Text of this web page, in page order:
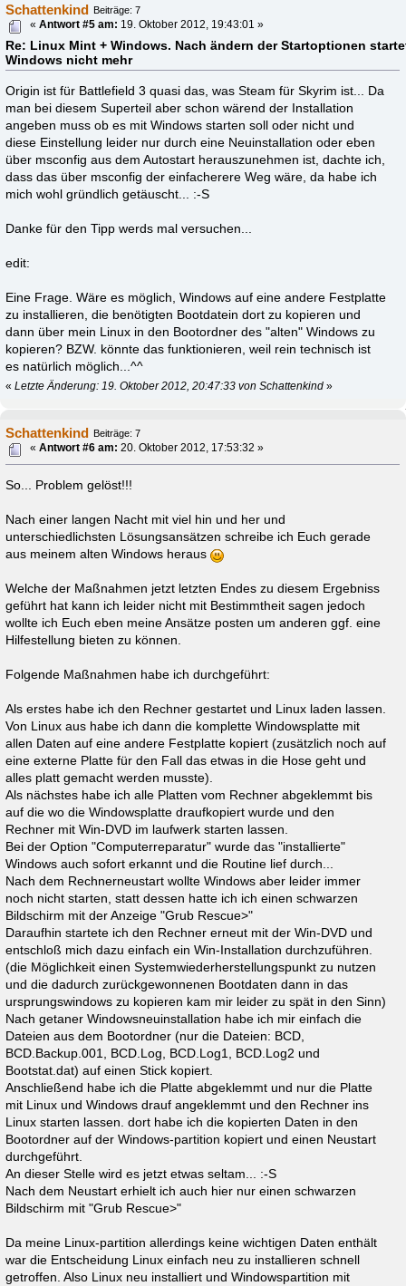
Schattenkind Beiträge: 7
Re: Linux Mint + Windows. Nach ändern der Startoptionen
Windows nicht mehr
«Antwort #5 am: 19. Oktober 2012, 19:43:01 »
Origin ist für Battlefield 3 quasi das, was Steam für Skyrim ist... Da
man bei diesem Superteil aber schon wärend der Installation
angeben muss ob es mit Windows starten soll oder nicht und
diese Einstellung leider nur durch eine Neuinstallation oder eben
über msconfig aus dem Autostart herauszunehmen ist, dachte ich,
dass das über msconfig der einfacherere Weg wäre, da habe ich
mich wohl gründlich getäuscht... :-S
Danke für den Tipp werds mal versuchen...
edit:
Eine Frage. Wäre es möglich, Windows auf eine andere Festplatte
zu installieren, die benötigten Bootdatein dort zu kopieren und
dann über mein Linux in den Bootordner des "alten" Windows zu
kopieren? BZW. könnte das funktionieren, weil rein technisch ist
es natürlich möglich...^^
«Letzte Änderung: 19. Oktober 2012, 20:47:33 von Schattenkind »
Schattenkind Beiträge: 7
«Antwort #6 am: 20. Oktober 2012, 17:53:32 »
So... Problem gelöst!!!
Nach einer langen Nacht mit viel hin und her und
unterschiedlichsten Lösungsansätzen schreibe ich Euch gerade
aus meinem alten Windows heraus
Welche der Maßnahmen jetzt letzten Endes zu diesem Ergebniss
geführt hat kann ich leider nicht mit Bestimmtheit sagen jedoch
wollte ich Euch eben meine Ansätze posten um anderen ggf. eine
Hilfestellung bieten zu können.
Folgende Maßnahmen habe ich durchgeführt:
Als erstes habe ich den Rechner gestartet und Linux laden lassen.
Von Linux aus habe ich dann die komplette Windowsplatte mit
allen Daten auf eine andere Festplatte kopiert (zusätzlich noch auf
eine externe Platte für den Fall das etwas in die Hose geht und
alles platt gemacht werden musste).
Als nächstes habe ich alle Platten vom Rechner abgeklemmt bis
auf die wo die Windowsplatte draufkopiert wurde und den
Rechner mit Win-DVD im laufwerk starten lassen.
Bei der Option "Computerreparatur" wurde das "installierte"
Windows auch sofort erkannt und die Routine lief durch...
Nach dem Rechnerneustart wollte Windows aber leider immer
noch nicht starten, statt dessen hatte ich ich einen schwarzen
Bildschirm mit der Anzeige "Grub Rescue>"
Daraufhin startete ich den Rechner erneut mit der Win-DVD und
entschloß mich dazu einfach ein Win-Installation durchzuführen.
(die Möglichkeit einen Systemwiederherstellungspunkt zu nutzen
und die dadurch zurückgewonnenen Bootdaten dann in das
ursprungswindows zu kopieren kam mir leider zu spät in den Sinn)
Nach getaner Windowsneuinstallation habe ich mir einfach die
Dateien aus dem Bootordner (nur die Dateien: BCD,
BCD.Backup.001, BCD.Log, BCD.Log1, BCD.Log2 und
Bootstat.dat) auf einen Stick kopiert.
Anschließend habe ich die Platte abgeklemmt und nur die Platte
mit Linux und Windows drauf angeklemmt und den Rechner ins
Linux starten lassen. dort habe ich die kopierten Daten in den
Bootordner auf der Windows-partition kopiert und einen Neustart
durchgeführt.
An dieser Stelle wird es jetzt etwas seltam... :-S
Nach dem Neustart erhielt ich auch hier nur einen schwarzen
Bildschirm mit "Grub Rescue>"
Da meine Linux-partition allerdings keine wichtigen Daten enthält
war die Entscheidung Linux einfach neu zu installieren schnell
getroffen. Also Linux neu installiert und Windowspartition mit